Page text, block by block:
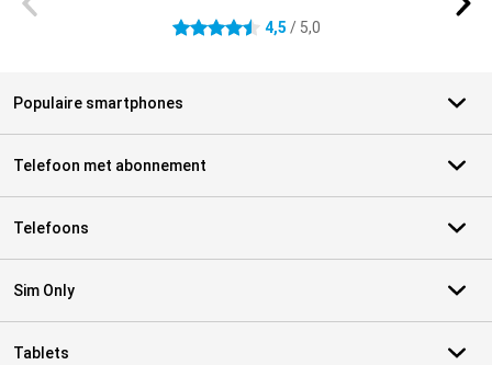
4.5 sterren 4,5 / 5,0
Populaire smartphones
Telefoon met abonnement
Telefoons
Sim Only
Tablets